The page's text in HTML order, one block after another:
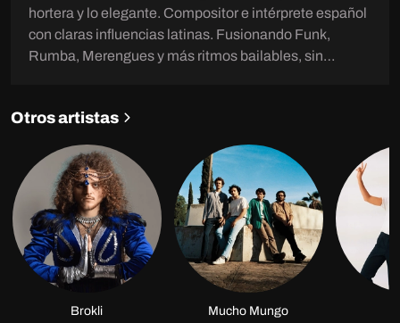
hortera y lo elegante. Compositor e intérprete español
con claras influencias latinas. Fusionando Funk,
Rumba, Merengues y más ritmos bailables, sin
actualmente estrenando concepto. “Rumba de la
madre patria”. Podrás sentir cómo esa esencia del Sur
de España quiere vibrar y expandirse hacia nuevos
horizontes.
Otros artistas
Brokli Mucho Mungo